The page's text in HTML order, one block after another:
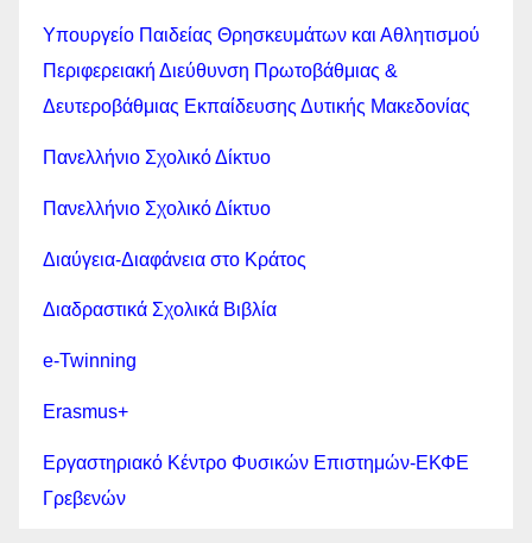
Υπουργείο Παιδείας Θρησκευμάτων και Αθλητισμού
Περιφερειακή Διεύθυνση Πρωτοβάθμιας &
Δευτεροβάθμιας Εκπαίδευσης Δυτικής Μακεδονίας
Πανελλήνιο Σχολικό Δίκτυο
Πανελλήνιο Σχολικό Δίκτυο
Διαύγεια-Διαφάνεια στο Κράτος
Διαδραστικά Σχολικά Βιβλία
e-Twinning
Erasmus+
Εργαστηριακό Κέντρο Φυσικών Επιστημών-ΕΚΦΕ
Γρεβενών